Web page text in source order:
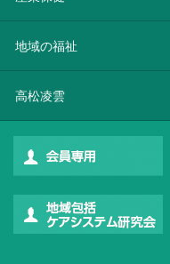
地域の福祉
高松凌雲